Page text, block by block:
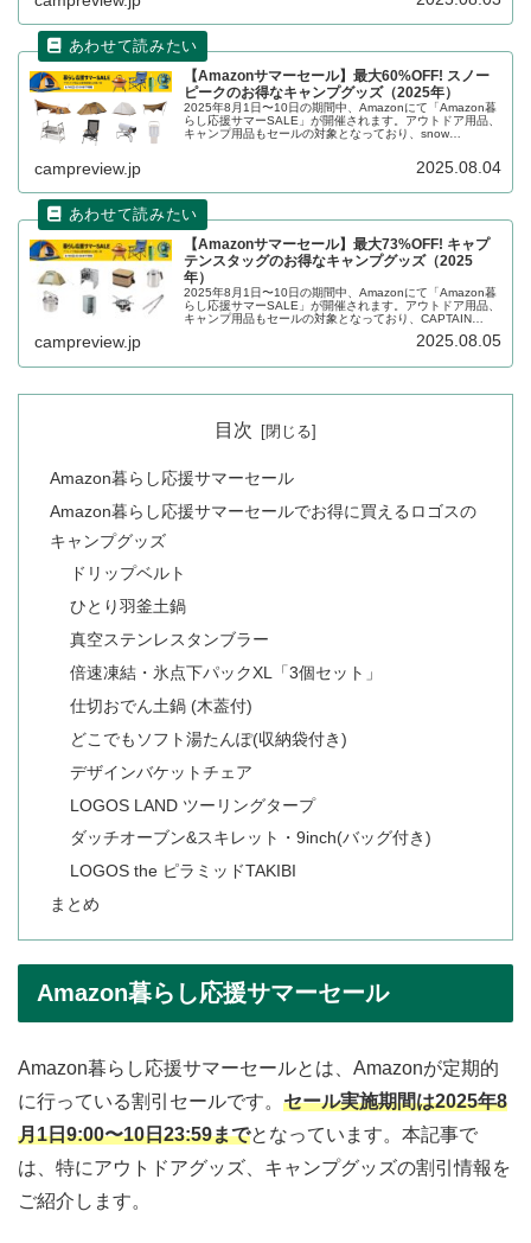
【Amazonサマーセール】最大60%OFF! スノー
ピークのお得なキャンプグッズ（2025年）
2025年8月1日〜10日の期間中、Amazonにて「Amazon暮
らし応援サマーSALE」が開催されます。アウトドア用品、
キャンプ用品もセールの対象となっており、snow
campreview.jp 2025.08.04
【Amazonサマーセール】最大73%OFF! キャプ
テンスタッグのお得なキャンプグッズ（2025
年）
2025年8月1日〜10日の期間中、Amazonにて「Amazon暮
らし応援サマーSALE」が開催されます。アウトドア用品、
キャンプ用品もセールの対象となっており、CAPTAIN
campreview.jp 2025.08.05
目次
Amazon暮らし応援サマーセール
Amazon暮らし応援サマーセールでお得に買えるロゴスの
キャンプグッズ
ドリップベルト
ひとり羽釜土鍋
真空ステンレスタンブラー
倍速凍結・氷点下パックXL「3個セット」
仕切おでん土鍋 (木葢付)
どこでもソフト湯たんぽ(収納袋付き)
デザインバケットチェア
LOGOS LAND ツーリングタープ
ダッチオーブン&スキレット・9inch(バッグ付き)
LOGOS the ピラミッドTAKIBI
まとめ
Amazon暮らし応援サマーセール
Amazon暮らし応援サマーセールとは、Amazonが定期的
に行っている割引セールです。 セール実施期間は2025年8
月1日9:00〜10日23:59までとなっています。本記事で
は、特にアウトドアグッズ、キャンプグッズの割引情報を
ご紹介します。